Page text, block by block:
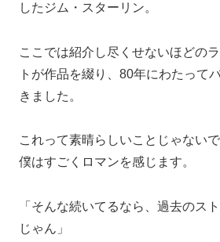
したジム・スターリン。
ここでは紹介し尽くせないほどの
トが作品を綴り、80年にわたって
きました。
これって素晴らしいことじゃない
僕はすごくロマンを感じます。
「そんな続いてるなら、過去のス
じゃん」